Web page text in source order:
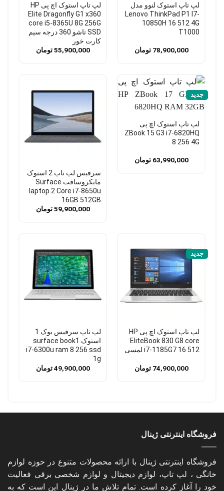
لپ تاپ استوک لنوو مدل
Lenovo ThinkPad P1 I7-
10850H 16 512 4G
T1000
78,900,000 تومان
لپ تاپ استوک اچ پی HP
Elite Dragonfly G1 x360
core i5-8365U 8G 256G
SSD تاشو 360 درجه سیم
کارت خور
55,900,000 تومان
جدید
لپ تاپ استوک اچ پی
ZBook 15 G3 i7-6820HQ
8 256 4G
63,990,000 تومان
سرفیس لپ تاپ 2 استوک
مایکروسافت Surface
laptop 2 Core i7-8650u
16GB 512GB
59,900,000 تومان
جدید
لپ تاپ استوک اچ پی HP
EliteBook 830 G8 core
i7-1185G7 16 512 لمسی
74,900,000 تومان
لپ تاپ سرفیس بوک 1
استوک surface book1
i7-6300u ram 8 256 ssd
1g
49,900,000 تومان
فروشگاه اینترنتی ژینال
فروشگاه اینترنتی ژینال با ارائه محصولات متنوع در حوزه لوازم
خانگی ، لپ تاپ، لوازم دیجیتال و لوازم شخصی برقی فعالیت
خود را آغاز کرده است. تمام تلاش ما در ژینال این است که به